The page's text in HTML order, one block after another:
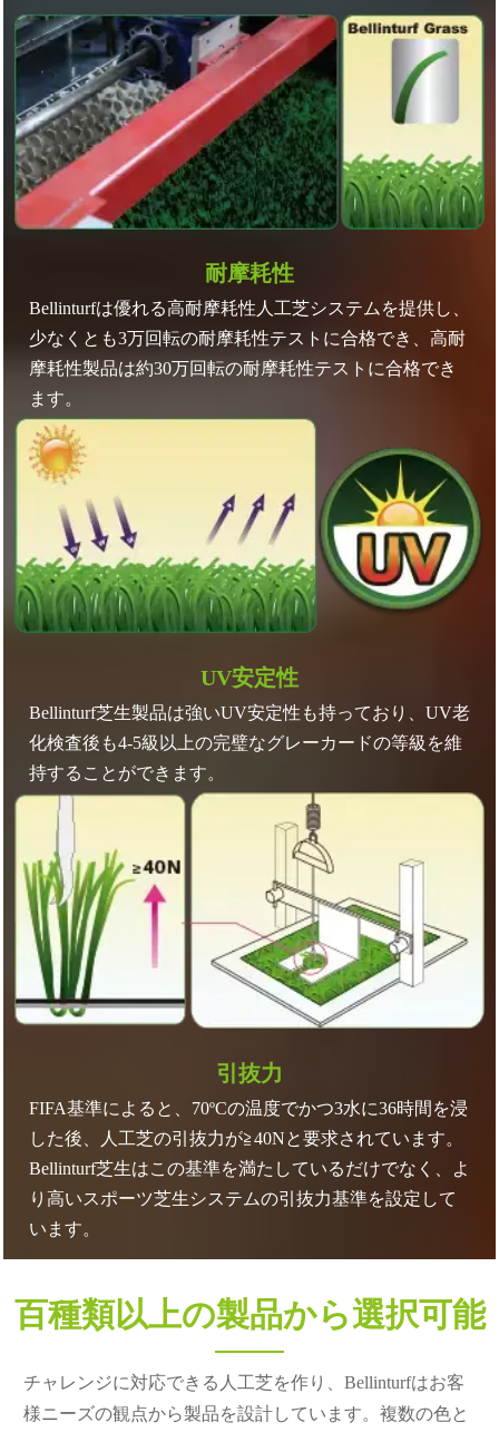
耐摩耗性
Bellinturfは優れる高耐摩耗性人工芝システムを提供し、
少なくとも3万回転の耐摩耗性テストに合格でき、高耐
摩耗性製品は約30万回転の耐摩耗性テストに合格でき
ます。
UV安定性
Bellinturf芝生製品は強いUV安定性も持っており、UV老
化検査後も4-5級以上の完璧なグレーカードの等級を維
持することができます。
引抜力
FIFA基準によると、70ºCの温度でかつ3水に36時間を浸
した後、人工芝の引抜力が≧40Nと要求されています。
Bellinturf芝生はこの基準を満たしているだけでなく、よ
り高いスポーツ芝生システムの引抜力基準を設定して
います。
百種類以上の製品から選択可能
チャレンジに対応できる人工芝を作り、Bellinturfはお客
様ニーズの観点から製品を設計しています。複数の色と